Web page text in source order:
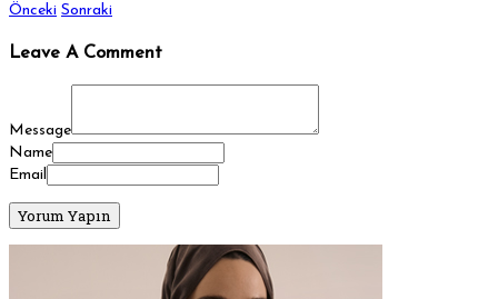
Önceki Sonraki
Leave A Comment
Message
Name
Email